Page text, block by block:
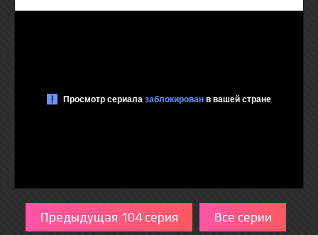
Предыдущая 104 серия Все серии